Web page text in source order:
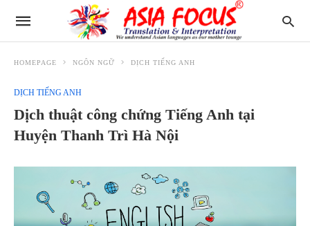
HOMEPAGE NGÔN NGỮ DỊCH TIẾNG ANH
DỊCH TIẾNG ANH
Dịch thuật công chứng Tiếng Anh tại
Huyện Thanh Trì Hà Nội